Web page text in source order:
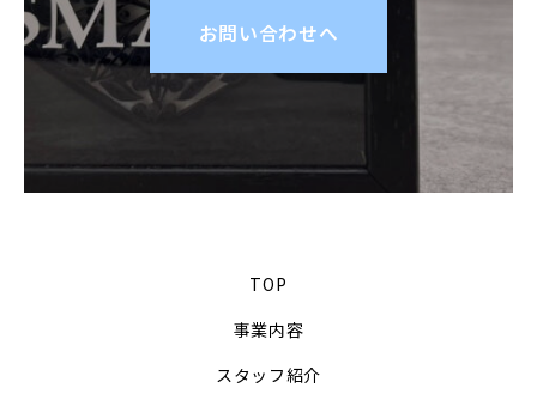
お問い合わせへ
TOP
事業内容
スタッフ紹介